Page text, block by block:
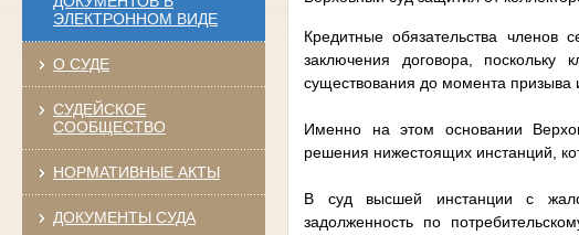
ЭЛЕКТРОННОМ ВИДЕ
О СУДЕ
СУДЕЙСКОЕ
СООБЩЕСТВО
НОРМАТИВНЫЕ АКТЫ
ДОКУМЕНТЫ СУДА
Кредитные обязательства
заключения договора,
существования до момента
Именно на этом основании
решения нижестоящих инстанций,
В суд высшей инстанции с
задолженность по